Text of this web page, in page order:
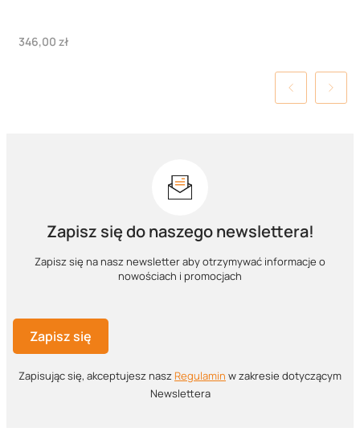
Cena
346,00 zł
Zapisz się do naszego newslettera!
Zapisz się na nasz newsletter aby otrzymywać informacje o
nowościach i promocjach
Zapisz się
Zapisując się, akceptujesz nasz ​ Regulamin ​​​ w zakresie dotyczącym
Newslettera